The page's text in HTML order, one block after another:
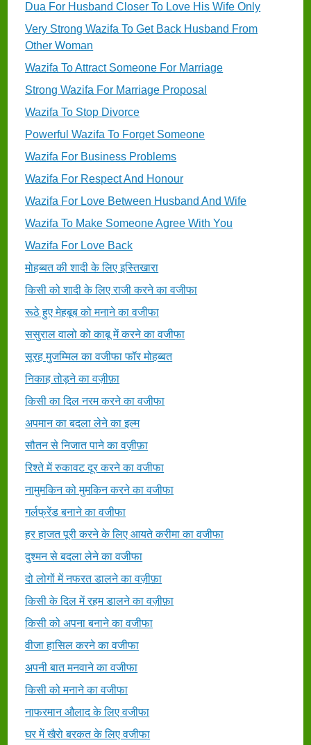
Dua For Husband Closer To Love His Wife Only
Very Strong Wazifa To Get Back Husband From
Other Woman
Wazifa To Attract Someone For Marriage
Strong Wazifa For Marriage Proposal
Wazifa To Stop Divorce
Powerful Wazifa To Forget Someone
Wazifa For Business Problems
Wazifa For Respect And Honour
Wazifa For Love Between Husband And Wife
Wazifa To Make Someone Agree With You
Wazifa For Love Back
मोहब्बत की शादी के लिए इस्तिखारा
किसी को शादी के लिए राजी करने का वजीफा
रूठे हुए मेहबूब को मनाने का वजीफा
ससुराल वालो को काबू में करने का वजीफा
सूरह मुजम्मिल का वजीफा फॉर मोहब्बत
निकाह तोड़ने का वज़ीफ़ा
किसी का दिल नरम करने का वजीफा
अपमान का बदला लेने का इल्म
सौतन से निजात पाने का वज़ीफ़ा
रिश्ते में रुकावट दूर करने का वजीफा
नामुमकिन को मुमकिन करने का वजीफा
गर्लफ्रेंड बनाने का वजीफा
हर हाजत पूरी करने के लिए आयते करीमा का वजीफा
दुश्मन से बदला लेने का वजीफा
दो लोगों में नफरत डालने का वज़ीफ़ा
किसी के दिल में रहम डालने का वज़ीफ़ा
किसी को अपना बनाने का वजीफा
वीजा हासिल करने का वजीफा
अपनी बात मनवाने का वजीफा
किसी को मनाने का वजीफा
नाफरमान औलाद के लिए वजीफा
घर में खैरो बरकत के लिए वजीफा